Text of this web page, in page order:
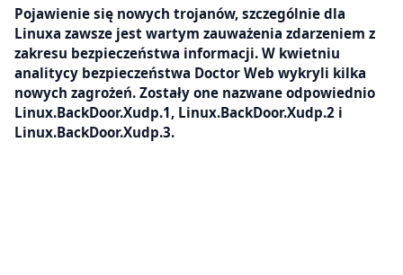
Pojawienie się nowych trojanów, szczególnie dla
Linuxa zawsze jest wartym zauważenia zdarzeniem z
zakresu bezpieczeństwa informacji. W kwietniu
analitycy bezpieczeństwa Doctor Web wykryli kilka
nowych zagrożeń. Zostały one nazwane odpowiednio
Linux.BackDoor.Xudp.1, Linux.BackDoor.Xudp.2 i
Linux.BackDoor.Xudp.3.